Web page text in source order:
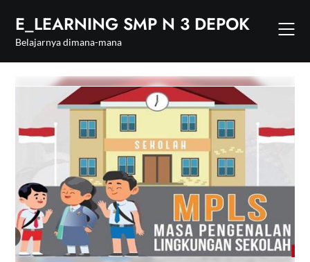
content
E_LEARNING SMP N 3 DEPOK
Belajarnya dimana-mana